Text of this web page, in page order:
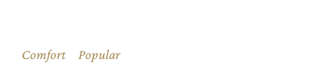
Comfort Popular